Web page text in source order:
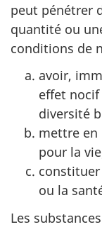
peut pénétrer
quantité ou
conditions de
avoir,
effet
diversité
mettre en
pour la
constituer
ou la
Les